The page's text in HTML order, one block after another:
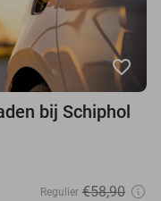
favorite_border
bij Schiphol
Regulier €58,90